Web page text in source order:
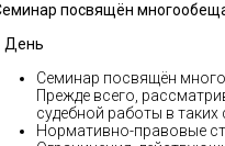
посвящён
День
Семинар посвящён
Прежде всего,
судебной работы в таких
Нормативно-правовые